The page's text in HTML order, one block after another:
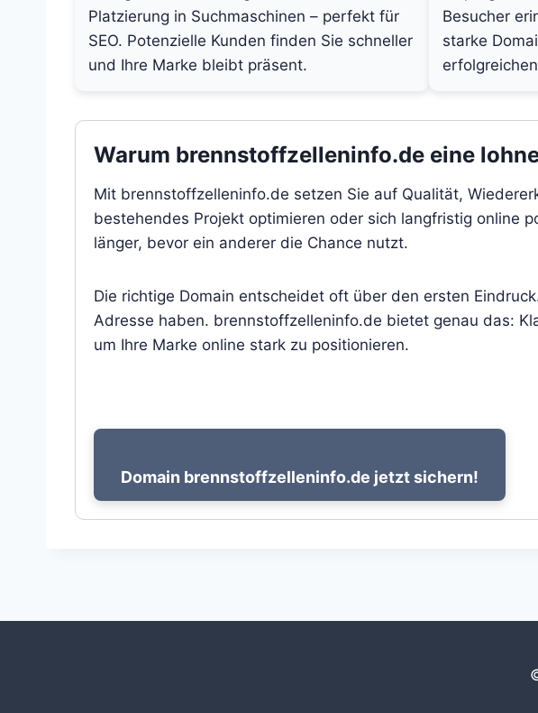
Platzierung in Suchmaschinen – perfekt für
SEO. Potenzielle Kunden finden Sie schneller
und Ihre Marke bleibt präsent.
Besucher
starke
Warum brennstoffzelleninfo.de eine
Mit brennstoffzelleninfo.de setzen Sie auf Qualität,
bestehendes Projekt optimieren oder sich langfristig online
länger, bevor ein anderer die Chance nutzt.
Die richtige Domain entscheidet oft über den ersten
Adresse haben. brennstoffzelleninfo.de bietet genau das:
um Ihre Marke online stark zu positionieren.
Domain brennstoffzelleninfo.de jetzt sichern!